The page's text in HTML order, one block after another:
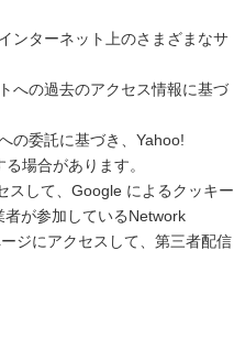
ンターネット上のさまざまなサ
への過去のアクセス情報に基づ
の委託に基づき、Yahoo!
場合があります。
スして、Google によるクッキー
が参加しているNetwork
ジにアクセスして、第三者配信